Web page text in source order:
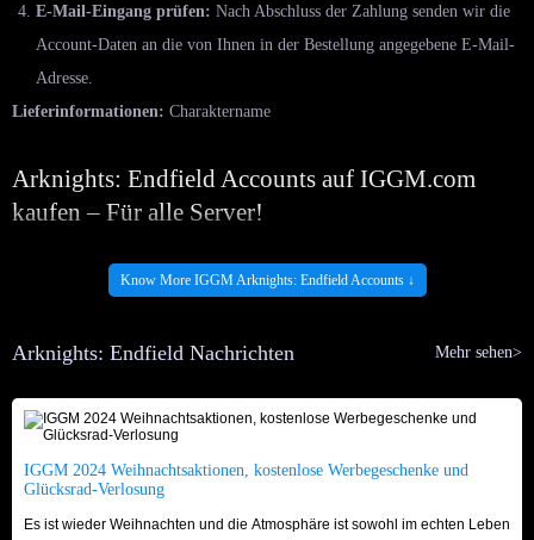
E-Mail-Eingang prüfen: Nach Abschluss der Zahlung senden wir die
Account-Daten an die von Ihnen in der Bestellung angegebene E-Mail-
Adresse.
Lieferinformationen: Charaktername
Arknights: Endfield Accounts auf IGGM.com
kaufen – Für alle Server!
Möchten Sie den Spaß genießen, den Sci-Fi-Planeten Talos-II zu erkunden
und Ihr Team in die Schlacht zu führen, ohne den langwierigen Prozess des
ist der Kauf eines fertigenArknights: Endfield In-Game-Accountsdie
beste Wahl. So umgehen Sie das schwierige Gacha-System und erhalten
sofort Zugriff auf hochrangige Charaktere, seltene Gegenstände und Late-
Game-Inhalte.
Während viele Angebote auf dem Markt das Risiko von Sperren oder
Betrug bergen, bietetIGGM.comeine sichere Alternative. Als
Know More IGGM Arknights: Endfield Accounts ↓
Arknights: Endfield Nachrichten Mehr sehen>
IGGM 2024 Weihnachtsaktionen, kostenlose Werbegeschenke und
Glücksrad-Verlosung
Es ist wieder Weihnachten und die Atmosphäre ist sowohl im echten Leben